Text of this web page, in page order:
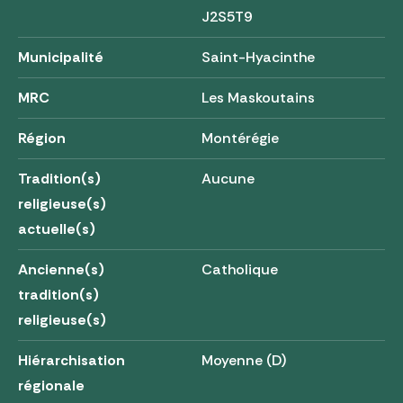
J2S5T9
Municipalité Saint-Hyacinthe
MRC Les Maskoutains
Région Montérégie
Tradition(s)
religieuse(s)
actuelle(s)
Aucune
Ancienne(s)
tradition(s)
religieuse(s)
Catholique
Hiérarchisation
régionale
Moyenne (D)